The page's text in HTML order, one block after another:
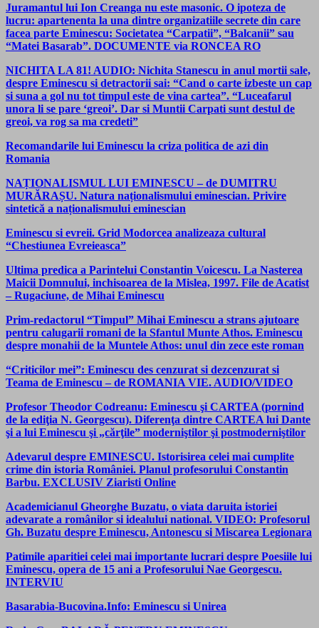
Juramantul lui Ion Creanga nu este masonic. O ipoteza de
lucru: apartenenta la una dintre organizatiile secrete din care
facea parte Eminescu: Societatea “Carpatii”, “Balcanii” sau
“Matei Basarab”. DOCUMENTE via RONCEA RO
NICHITA LA 81! AUDIO: Nichita Stanescu in anul mortii sale,
despre Eminescu si detractorii sai: “Cand o carte izbeste un cap
si suna a gol nu tot timpul este de vina cartea”. “Luceafarul
unora li se pare ‘greoi’. Dar si Muntii Carpati sunt destul de
greoi, va rog sa ma credeti”
Recomandarile lui Eminescu la criza politica de azi din
Romania
NAȚIONALISMUL LUI EMINESCU – de DUMITRU
MURĂRAȘU. Natura naționalismului eminescian. Privire
sintetică a naționalismului eminescian
Eminescu si evreii. Grid Modorcea analizeaza cultural
“Chestiunea Evreieasca”
Ultima predica a Parintelui Constantin Voicescu. La Nasterea
Maicii Domnului, inchisoarea de la Mislea, 1997. File de Acatist
– Rugaciune, de Mihai Eminescu
Prim-redactorul “Timpul” Mihai Eminescu a strans ajutoare
pentru calugarii romani de la Sfantul Munte Athos. Eminescu
despre monahii de la Muntele Athos: unul din zece este roman
“Criticilor mei”: Eminescu des cenzurat si dezcenzurat si
Teama de Eminescu – de ROMANIA VIE. AUDIO/VIDEO
Profesor Theodor Codreanu: Eminescu şi CARTEA (pornind
de la ediţia N. Georgescu). Diferenţa dintre CARTEA lui Dante
şi a lui Eminescu şi „cărţile” moderniştilor şi postmoderniştilor
Adevarul despre EMINESCU. Istorisirea celei mai cumplite
crime din istoria României. Planul profesorului Constantin
Barbu. EXCLUSIV Ziaristi Online
Academicianul Gheorghe Buzatu, o viata daruita istoriei
adevarate a românilor si idealului national. VIDEO: Profesorul
Gh. Buzatu despre Eminescu, Antonescu si Miscarea Legionara
Patimile aparitiei celei mai importante lucrari despre Poesiile lui
Eminescu, opera de 15 ani a Profesorului Nae Georgescu.
INTERVIU
Basarabia-Bucovina.Info: Eminescu si Unirea